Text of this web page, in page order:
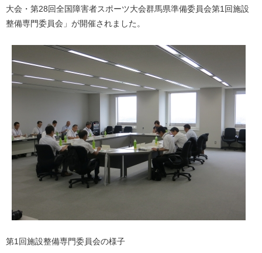
大会・第28回全国障害者スポーツ大会群馬県準備委員会第1回施設
整備専門委員会」が開催されました。
第1回施設整備専門委員会の様子